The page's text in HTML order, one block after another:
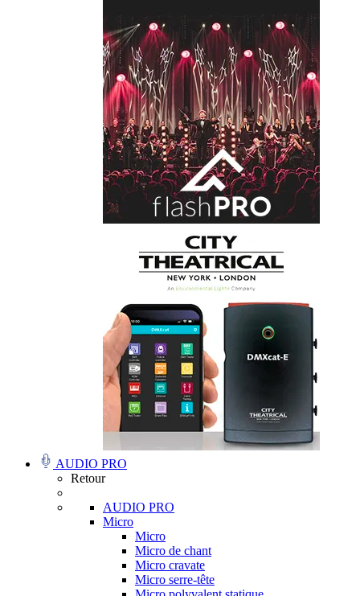
AUDIO PRO
Retour
AUDIO PRO
Micro
Micro
Micro de chant
Micro cravate
Micro serre-tête